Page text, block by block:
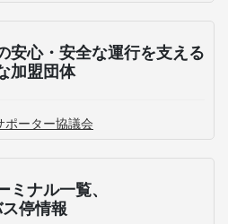
安心・安全な運行を支える
加盟団体
ポーター協議会
ミナル一覧、
停情報